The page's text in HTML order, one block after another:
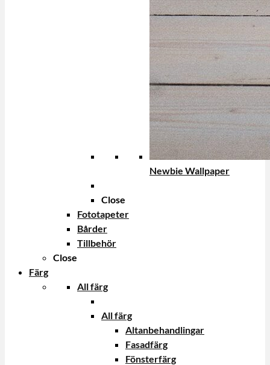
Newbie Wallpaper
Close
Fototapeter
Bårder
Tillbehör
Close
Färg
All färg
All färg
Altanbehandlingar
Fasadfärg
Fönsterfärg